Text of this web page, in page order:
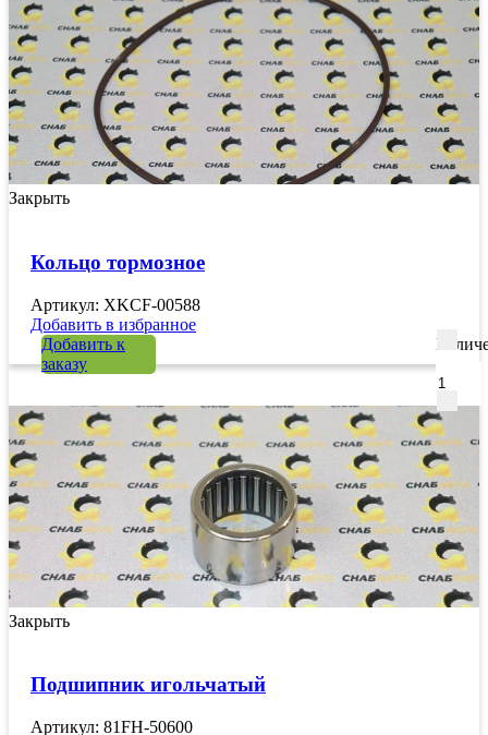
Закрыть
Кольцо тормозное
Артикул: XKCF-00588
Добавить в избранное
Добавить к
заказу
Закрыть
Подшипник игольчатый
Артикул: 81FH-50600